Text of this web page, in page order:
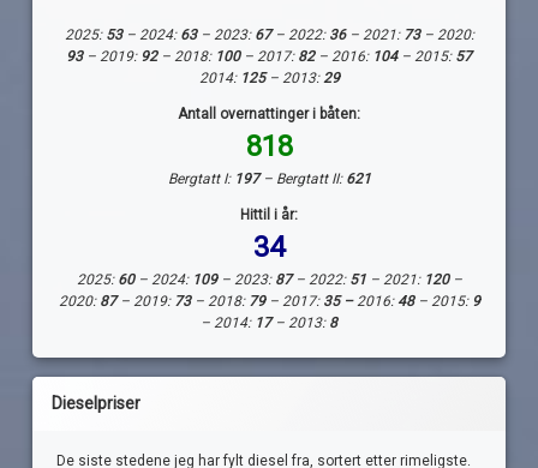
2025: 53– 2024:63– 2023: 67– 2022: 36– 2021: 73– 2020:
93– 2019: 92– 2018: 100 – 2017: 82– 2016: 104– 2015: 57
2014: 125– 2013:29
Antall overnattinger i båten:
818
Bergtatt I: 197– Bergtatt II: 621
Hittil i år:
34
2025: 60– 2024: 109– 2023: 87– 2022: 51– 2021: 120–
2020: 87– 2019: 73– 2018: 79– 2017: 35 –2016:48– 2015: 9
– 2014: 17– 2013: 8
Dieselpriser
De siste stedene jeg har fylt diesel fra, sortert etter rimeligste.